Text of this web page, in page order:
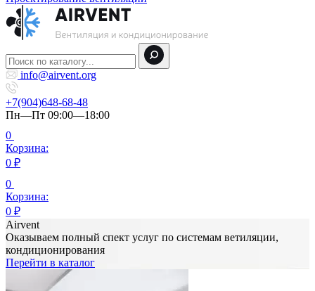
info@airvent.org
+7(904)648-68-48
Пн—Пт 09:00—18:00
0
Корзина:
0 ₽
0
Корзина:
0 ₽
Airvent
Оказываем полный спект услуг по системам ветиляции,
кондиционирования
Перейти в каталог